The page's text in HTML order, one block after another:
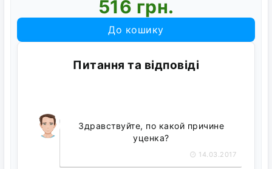
516 грн.
До кошику
Питання та відповіді
Здравствуйте, по какой причине
уценка?
14.03.2017